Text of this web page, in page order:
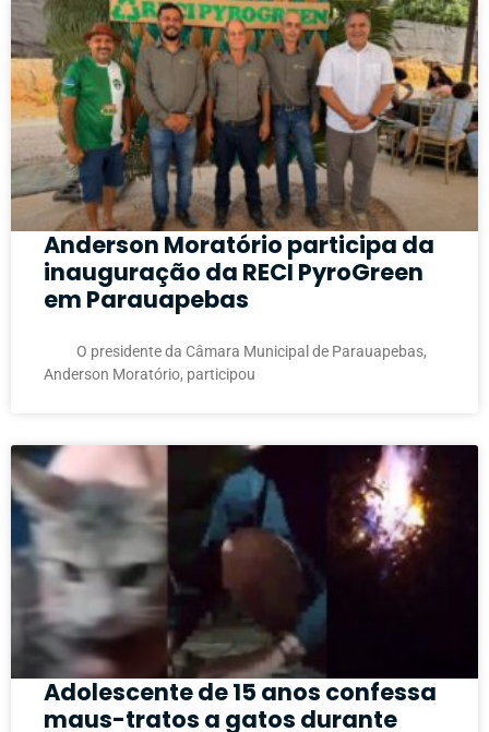
Anderson Moratório participa da
inauguração da RECI PyroGreen
em Parauapebas
O presidente da Câmara Municipal de Parauapebas,
Anderson Moratório, participou
Adolescente de 15 anos confessa
maus-tratos a gatos durante